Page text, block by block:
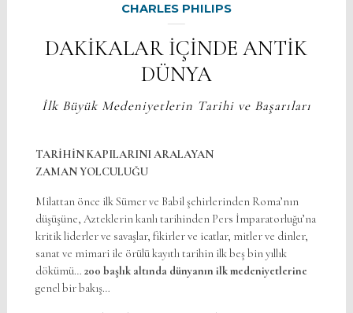
CHARLES PHILIPS
DAKİKALAR İÇİNDE ANTİK
DÜNYA
İlk Büyük Medeniyetlerin Tarihi ve Başarıları
TARİHİN KAPILARINI ARALAYAN
ZAMAN YOLCULUĞU
Milattan önce ilk Sümer ve Babil şehirlerinden Roma’nın
düşüşüne, Azteklerin kanlı tarihinden Pers İmparatorluğu’na
kritik liderler ve savaşlar, fikirler ve icatlar, mitler ve dinler,
sanat ve mimari ile örülü kayıtlı tarihin ilk beş bin yıllık
dökümü… 200 başlık altında dünyanın ilk medeniyetlerine
genel bir bakış…